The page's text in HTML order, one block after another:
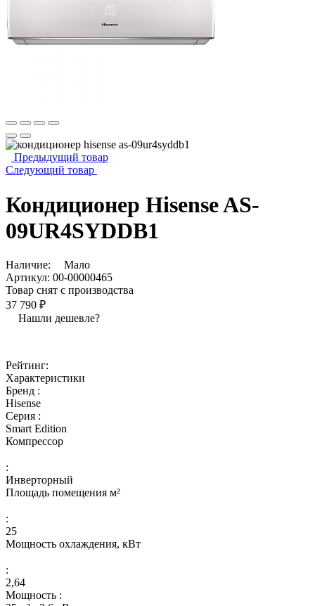
Предыдущий товар
Следующий товар
Кондиционер Hisense AS-
09UR4SYDDB1
Наличие:
Мало
Артикул: 00-00000465
Товар снят с производства
37 790 ₽
Нашли дешевле?
Рейтинг:
Характеристики
Бренд :
Hisense
Серия :
Smart Edition
Компрессор
:
Инверторный
Площадь помещения м²
:
25
Мощность охлаждения, кВт
:
2,64
Мощность :